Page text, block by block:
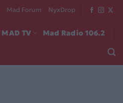
Mad Forum NyxDrop
MAD TV Mad Radio 106.2